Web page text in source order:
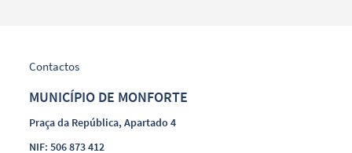
Contactos
MUNICÍPIO DE MONFORTE
Praça da República, Apartado 4
NIF: 506 873 412